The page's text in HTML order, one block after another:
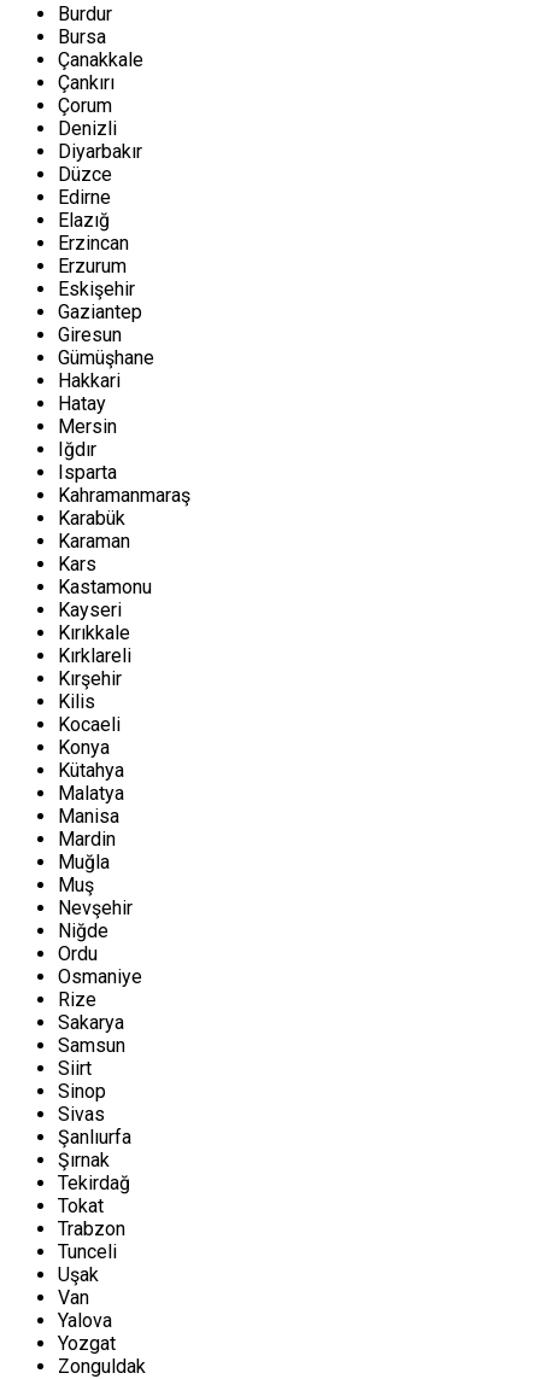
Burdur
Bursa
Çanakkale
Çankırı
Çorum
Denizli
Diyarbakır
Düzce
Edirne
Elazığ
Erzincan
Erzurum
Eskişehir
Gaziantep
Giresun
Gümüşhane
Hakkari
Hatay
Mersin
Iğdır
Isparta
Kahramanmaraş
Karabük
Karaman
Kars
Kastamonu
Kayseri
Kırıkkale
Kırklareli
Kırşehir
Kilis
Kocaeli
Konya
Kütahya
Malatya
Manisa
Mardin
Muğla
Muş
Nevşehir
Niğde
Ordu
Osmaniye
Rize
Sakarya
Samsun
Siirt
Sinop
Sivas
Şanlıurfa
Şırnak
Tekirdağ
Tokat
Trabzon
Tunceli
Uşak
Van
Yalova
Yozgat
Zonguldak